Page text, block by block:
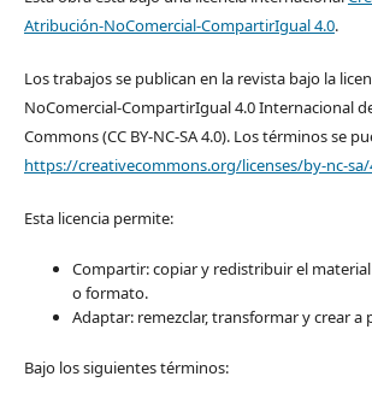
Atribución-NoComercial-CompartirIgual 4.0.
Los trabajos se publican en la revista bajo la
NoComercial-CompartirIgual 4.0 Internacional
Commons (CC BY-NC-SA 4.0). Los términos se
https://creativecommons.org/licenses/by-nc-sa/
Esta licencia permite:
Compartir: copiar y redistribuir el
o formato.
Adaptar: remezclar, transformar y crear a
Bajo los siguientes términos: